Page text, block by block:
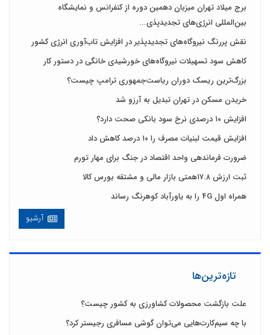
برج میلاد تهران میزبان دهمین دوره از کنفرانس و نمایشگاه
بین‌المللی انرژی‌های تجدیدپذی...
نقش پررنگ نیروگاه‌های تجدیدپذیر در افزایش تاب‌آوری انرژی کشور
کاهش سود تسهیلات نیروگاه‌های خورشیدی خانگی در دستور کار
بزرگ‌ترین ریسک دوران ریاست‌جمهوری ترامپ چیست؟
خریدن مسکن در تهران تبدیل به آرزو شد
افزایش ۱۰ درصدی نرخ سود بانکی صحت دارد؟
افزایش قیمت لبنیات مصرف را ۱۰ درصد کاهش داد
ضرورت فرماندهی واحد اقتصاد در جنگ برای مهار تورم
ثبت ارزش ۱۷.۸همتی بازار مالی و مشتقه بورس کالا
همراه اول 4G را به یاورآباد کوهرنگ رساند
آرشیو
تازه‌ترین‌ها
علت بازگشت محصولات کشاورزی به کشور چیست؟
با چه سیم‌کارت‌هایی می‌توان گوشی‌ مسافری رجیستر کرد؟